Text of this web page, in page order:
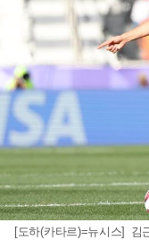
[도하(카타르)=뉴시스]